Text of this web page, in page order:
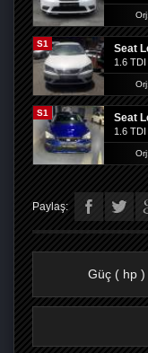
S1 Seat
1.6 TDI
S1 Seat
1.6 TDI
Paylaş:
Güç ( hp )